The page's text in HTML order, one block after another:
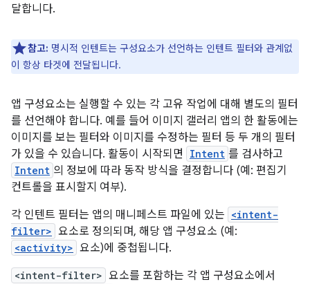
달합니다.
참고: 명시적 인텐트는 구성요소가 선언하는 인텐트 필터와 관계없
이 항상 타겟에 전달됩니다.
앱 구성요소는 실행할 수 있는 각 고유 작업에 대해 별도의 필터
를 선언해야 합니다. 예를 들어 이미지 갤러리 앱의 한 활동에는
이미지를 보는 필터와 이미지를 수정하는 필터 등 두 개의 필터
가 있을 수 있습니다. 활동이 시작되면
Intent 를 검사하고
Intent 의 정보에 따라 동작 방식을 결정합니다 (예: 편집기
컨트롤을 표시할지 여부).
각 인텐트 필터는 앱의 매니페스트 파일에 있는 <intent-
filter> 요소로 정의되며, 해당 앱 구성요소 (예:
<activity> 요소)에 중첩됩니다.
<intent-filter> 요소를 포함하는 각 앱 구성요소에서